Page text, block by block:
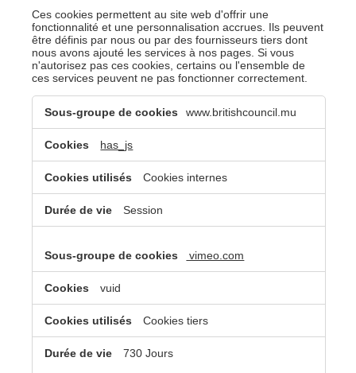
Ces cookies permettent au site web d'offrir une
fonctionnalité et une personnalisation accrues. Ils peuvent
être définis par nous ou par des fournisseurs tiers dont
nous avons ajouté les services à nos pages. Si vous
n'autorisez pas ces cookies, certains ou l'ensemble de
ces services peuvent ne pas fonctionner correctement.
Cookies
de
fonctionnalité
www.britishcouncil.mu
has_js
Cookies internes
Session
vimeo.com
vuid
Cookies tiers
730 Jours